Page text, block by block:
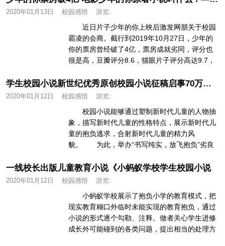
2020年01月13日 校园感悟 游览:
近日片子少年的你上映后激发网朋关于校园
霸凌的会商。截行到2019年10月27日，少年的
你的票房曾经破了4亿，票房成就劣同，评分也
很是高，豆瓣评分8.6，猫眼片子评分高达9.7，
学生校园小说新世纪优秀原创校园小说征稿启事70万元稿酬
2020年01月12日 校园感悟 游览:
校园小说能够通过塑制新时代儿童的人物抽
象，描写新时代儿童的性格特点，展示新时代儿
童的抱负逃求，合射新时代儿童的精力风
貌。 为此，举办“书写纯实，放飞抱负”劣良
一线校长出版儿童教育小说《小蚂蚁学校学生校园小说
2020年01月12日 校园感悟 游览:
小蚂蚁学校展示了抱负小学的教育模式，把
现实教育糊口外临时未能实现的教育抱负，通过
小说的形式逐个勾勒、注释。做者关心学生进修
成长外可能碰到的各类问题，提出相当的处理方